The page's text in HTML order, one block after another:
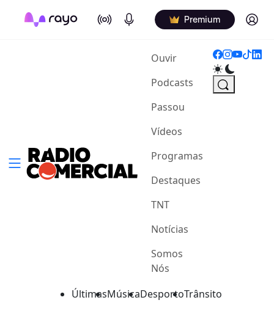
On Air Podcasts Premium Log in
Ouvir(current)
Podcasts
Passou
Vídeos
Programas
Destaques
TNT
Notícias
Somos
Nós
ÚltimasMúsicaDesportoTrânsito